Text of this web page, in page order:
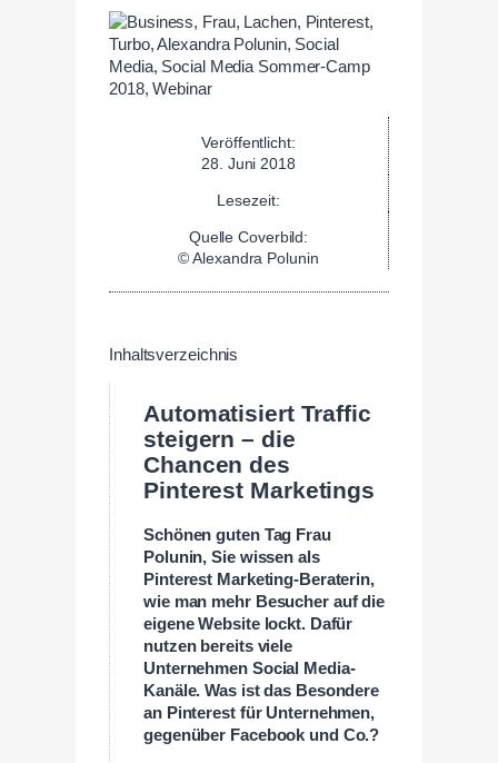
Veröffentlicht:
28. Juni 2018
Lesezeit:
Quelle Coverbild:
© Alexandra Polunin
Inhaltsverzeichnis
Automatisiert Traffic
steigern – die
Chancen des
Pinterest Marketings
Schönen guten Tag Frau
Polunin, Sie wissen als
Pinterest Marketing-Beraterin,
wie man mehr Besucher auf die
eigene Website lockt. Dafür
nutzen bereits viele
Unternehmen Social Media-
Kanäle. Was ist das Besondere
an Pinterest für Unternehmen,
gegenüber Facebook und Co.?